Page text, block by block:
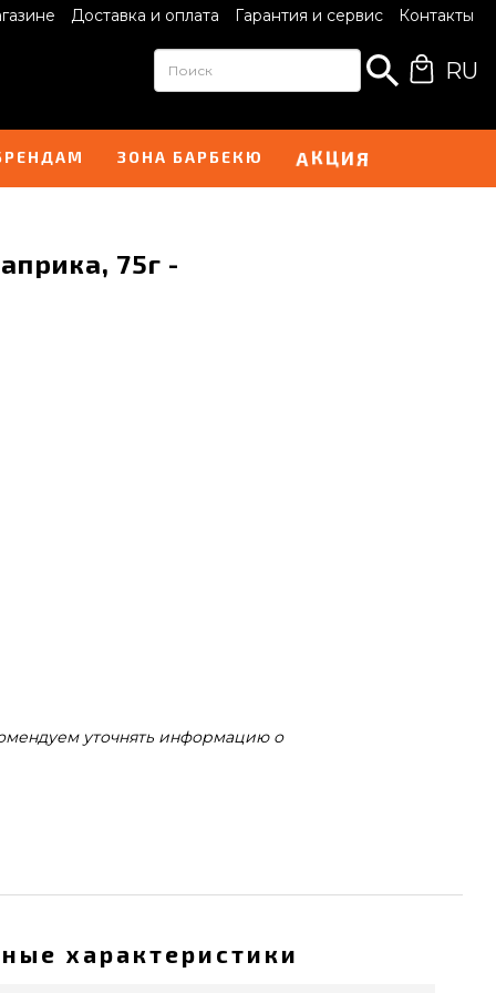
Доставка и оплата Гарантия и сервис Контакты
RU
ЗОНА БАРБЕКЮ АКЦИЯ
75г -
уточнять информацию о
характеристики